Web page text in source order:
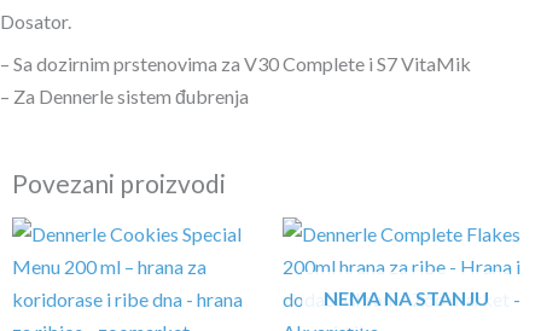
Dosator.
– Sa dozirnim prstenovima za V30 Complete i S7 VitaMik
– Za Dennerle sistem đubrenja
Povezani proizvodi
NEMA NA STANJU